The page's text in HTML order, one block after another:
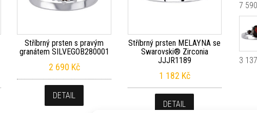
Stříbrný prsten s pravým
granátem SILVEGOB280001
2 690 Kč
DETAIL
Stříbrný prsten MELAYNA se
Swarovski® Zirconia
JJJR1189
1 182 Kč
DETAIL
7 590
3 137